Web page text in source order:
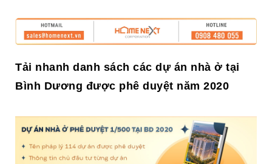
Tải nhanh danh sách các dự án nhà ở tại
Bình Dương được phê duyệt năm 2020